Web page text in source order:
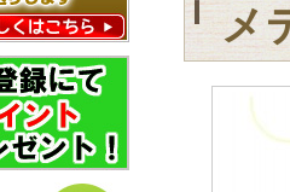
メ